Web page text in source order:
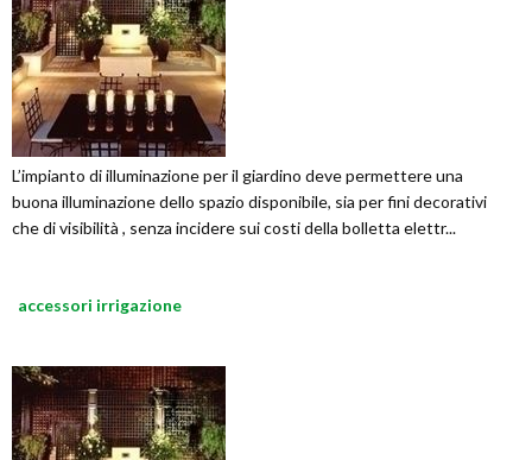
L’impianto di illuminazione per il giardino deve permettere una
buona illuminazione dello spazio disponibile, sia per fini decorativi
che di visibilità , senza incidere sui costi della bolletta elettr...
accessori irrigazione